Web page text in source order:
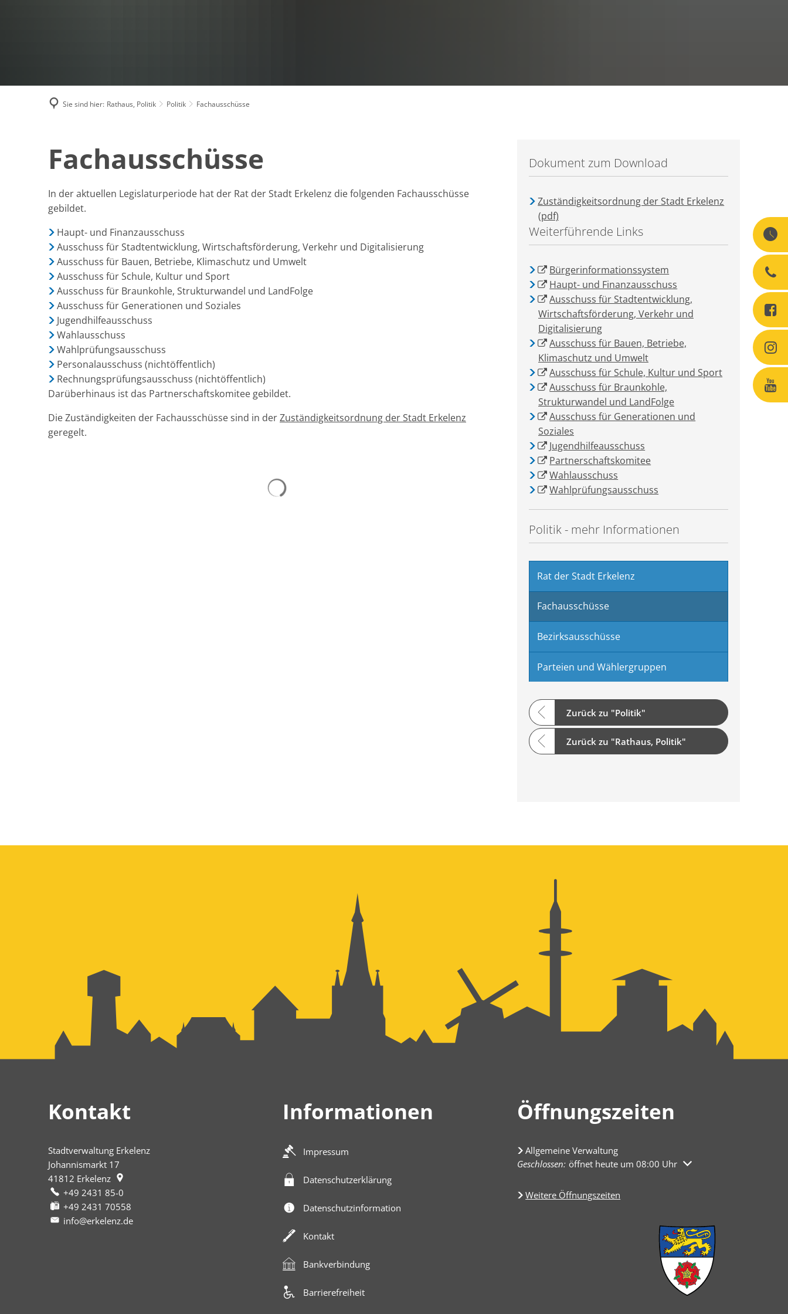
Sie sind hier: Rathaus, Politik Politik Fachausschüsse
Fachausschüsse
Fachausschüsse
In der aktuellen Legislaturperiode hat der Rat der Stadt Erkelenz die folgenden Fachausschüsse
gebildet.
Haupt- und Finanzausschuss
Ausschuss für Stadtentwicklung, Wirtschaftsförderung, Verkehr und Digitalisierung
Ausschuss für Bauen, Betriebe, Klimaschutz und Umwelt
Ausschuss für Schule, Kultur und Sport
Ausschuss für Braunkohle, Strukturwandel und LandFolge
Ausschuss für Generationen und Soziales
Jugendhilfeausschuss
Wahlausschuss
Wahlprüfungsausschuss
Personalausschuss (nichtöffentlich)
Rechnungsprüfungsausschuss (nichtöffentlich)
Darüberhinaus ist das Partnerschaftskomitee gebildet.
Die Zuständigkeiten der Fachausschüsse sind in derZuständigkeitsordnung der Stadt Erkelenz
geregelt.
Dokument zum Download
Zuständigkeitsordnung der Stadt Erkelenz
(pdf)
Weiterführende Links
Bürgerinformationssystem
Haupt- und Finanzausschuss
Ausschuss für Stadtentwicklung,
Wirtschaftsförderung, Verkehr und
Digitalisierung
Ausschuss für Bauen, Betriebe,
Klimaschutz und Umwelt
Ausschuss für Schule, Kultur und Sport
Ausschuss für Braunkohle,
Strukturwandel und LandFolge
Ausschuss für Generationen und
Soziales
Jugendhilfeausschuss
Partnerschaftskomitee
Wahlausschuss
Wahlprüfungsausschuss
Politik - mehr Informationen
Rat der Stadt Erkelenz
Fachausschüsse
Bezirksausschüsse
Parteien und Wählergruppen
Zurück zu "Politik"
Zurück zu "Rathaus, Politik"
Kontakt
Stadtverwaltung Erkelenz
Johannismarkt 17
41812 Erkelenz
+49 2431 85-0
+49 2431 70558
info@erkelenz.de
Informationen
Impressum
Datenschutzerklärung
Datenschutzinformation
Kontakt
Bankverbindung
Barrierefreiheit
Öffnungszeiten
Allgemeine Verwaltung
Klicken, um weitere Öffnungs- oder Schließzeiten auszublenden
Geschlossen: öffnet heute um 08:00 Uhr
Weitere Öffnungszeiten